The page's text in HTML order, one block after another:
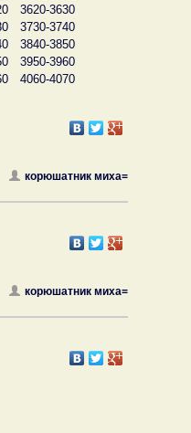
3620-3630
3730-3740
3840-3850
3950-3960
4060-4070
корюшатник миха=
корюшатник миха=